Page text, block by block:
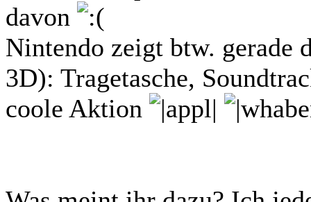
davon
Nintendo zeigt btw. gerade
3D): Tragetasche,
coole Aktion